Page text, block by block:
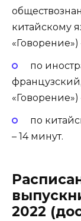
китайскому
«Говорение»)
по
«Говорение»)
по
– 14 минут.
2022